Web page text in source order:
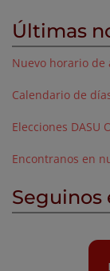
Últimas
Nuevo horario
Calendario de
Elecciones DASU
Encontranos en
Seguinos